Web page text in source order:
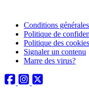
Conditions
Politique de
Politique des cookies
Signaler un contenu
Marre des virus?